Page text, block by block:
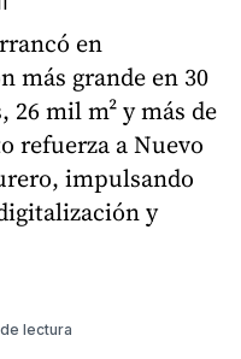
en
más grande en 30
26 mil m² y más de
refuerza a Nuevo
impulsando
y
lectura